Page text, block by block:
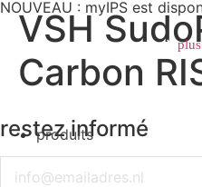
NOUVEAU : myIPS est
produits
VSH
Carbon
restez informé